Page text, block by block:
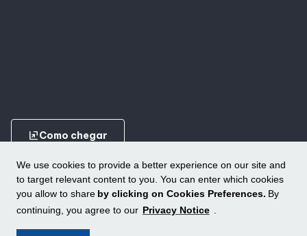
We use cookies to provide a better experience on our site and
to target relevant content to you. You can enter which cookies
you allow to share by clicking on Cookies Preferences. By
continuing, you agree to our Privacy Notice .
ungroupComo chegar